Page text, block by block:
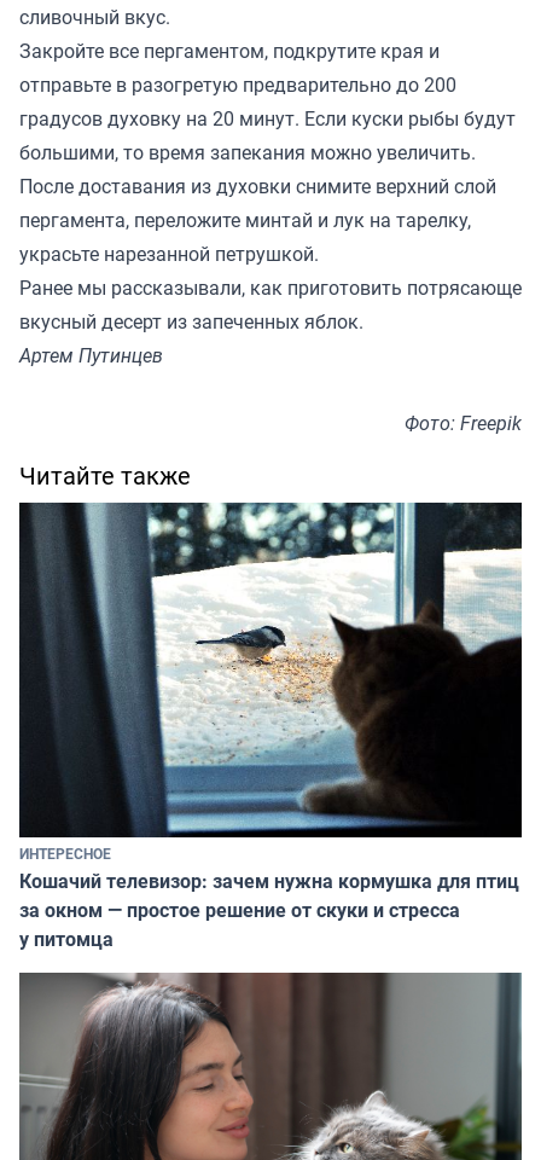
сливочный вкус.
Закройте все пергаментом, подкрутите края и
отправьте в разогретую предварительно до 200
градусов духовку на 20 минут. Если куски рыбы будут
большими, то время запекания можно увеличить.
После доставания из духовки снимите верхний слой
пергамента, переложите минтай и лук на тарелку,
украсьте нарезанной петрушкой.
Ранее мы рассказывали, как приготовить потрясающе
вкусный десерт из запеченных яблок.
Артем Путинцев
Фото: Freepik
Читайте также
ИНТЕРЕСНОЕ
Кошачий телевизор: зачем нужна кормушка для птиц
за окном — простое решение от скуки и стресса
у питомца